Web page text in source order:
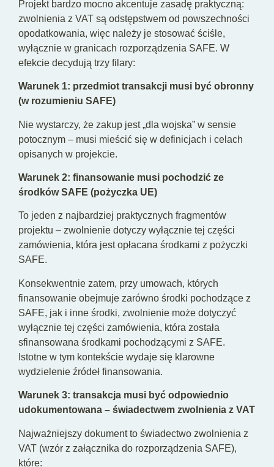
Projekt bardzo mocno akcentuje zasadę praktyczną:
zwolnienia z VAT są odstępstwem od powszechności
opodatkowania, więc należy je stosować ściśle,
wyłącznie w granicach rozporządzenia SAFE. W
efekcie decydują trzy filary:
Warunek 1: przedmiot transakcji musi być obronny
(w rozumieniu SAFE)
Nie wystarczy, że zakup jest „dla wojska” w sensie
potocznym – musi mieścić się w definicjach i celach
opisanych w projekcie.
Warunek 2: finansowanie musi pochodzić ze
środków SAFE (pożyczka UE)
To jeden z najbardziej praktycznych fragmentów
projektu – zwolnienie dotyczy wyłącznie tej części
zamówienia, która jest opłacana środkami z pożyczki
SAFE.
Konsekwentnie zatem, przy umowach, których
finansowanie obejmuje zarówno środki pochodzące z
SAFE, jak i inne środki, zwolnienie może dotyczyć
wyłącznie tej części zamówienia, która została
sfinansowana środkami pochodzącymi z SAFE.
Istotne w tym kontekście wydaje się klarowne
wydzielenie źródeł finansowania.
Warunek 3: transakcja musi być odpowiednio
udokumentowana – świadectwem zwolnienia z VAT
Najważniejszy dokument to świadectwo zwolnienia z
VAT (wzór z załącznika do rozporządzenia SAFE),
które: